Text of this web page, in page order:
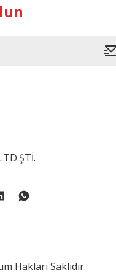
Hakları Saklıdır.